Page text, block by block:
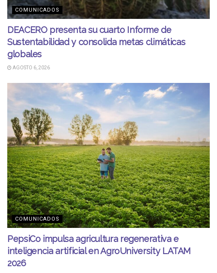
COMUNICADOS
DEACERO presenta su cuarto Informe de
Sustentabilidad y consolida metas climáticas
globales
AGOSTO 6, 2026
COMUNICADOS
PepsiCo impulsa agricultura regenerativa e
inteligencia artificial en AgroUniversity LATAM
2026